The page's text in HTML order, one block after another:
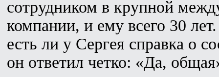
сотрудником в крупной
компании, и ему всего 30
есть ли у Сергея справка о
он ответил четко: «Да,